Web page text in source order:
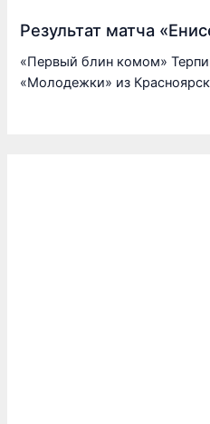
Результат матча
«Первый блин комом»
«Молодежки» из